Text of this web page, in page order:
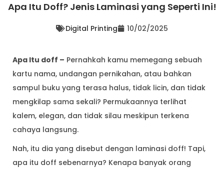
Apa Itu Doff? Jenis Laminasi yang Seperti Ini!
Digital Printing 10/02/2025
Apa Itu doff – Pernahkah kamu memegang sebuah
kartu nama, undangan pernikahan, atau bahkan
sampul buku yang terasa halus, tidak licin, dan tidak
mengkilap sama sekali? Permukaannya terlihat
kalem, elegan, dan tidak silau meskipun terkena
cahaya langsung.
Nah, itu dia yang disebut dengan laminasi doff! Tapi,
apa itu doff sebenarnya? Kenapa banyak orang